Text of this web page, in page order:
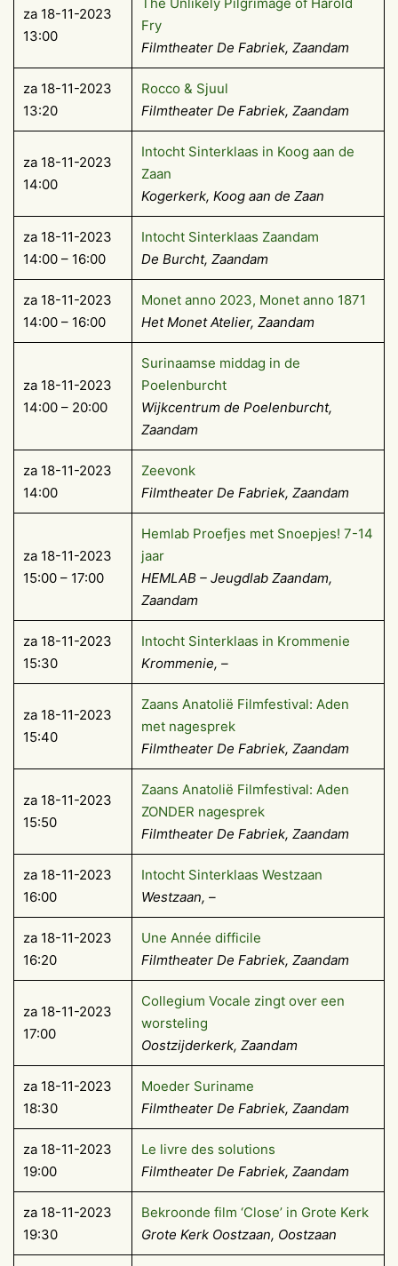
za 18-11-2023
13:00
Fry
Filmtheater De Fabriek, Zaandam
za 18-11-2023
13:20
Rocco & Sjuul
Filmtheater De Fabriek, Zaandam
za 18-11-2023
14:00
Intocht Sinterklaas in Koog aan de
Zaan
Kogerkerk, Koog aan de Zaan
za 18-11-2023
14:00 – 16:00
Intocht Sinterklaas Zaandam
De Burcht, Zaandam
za 18-11-2023
14:00 – 16:00
Monet anno 2023, Monet anno 1871
Het Monet Atelier, Zaandam
za 18-11-2023
14:00 – 20:00
Surinaamse middag in de
Poelenburcht
Wijkcentrum de Poelenburcht,
Zaandam
za 18-11-2023
14:00
Zeevonk
Filmtheater De Fabriek, Zaandam
za 18-11-2023
15:00 – 17:00
Hemlab Proefjes met Snoepjes! 7-14
jaar
HEMLAB – Jeugdlab Zaandam,
Zaandam
za 18-11-2023
15:30
Intocht Sinterklaas in Krommenie
Krommenie, –
za 18-11-2023
15:40
Zaans Anatolië Filmfestival: Aden
met nagesprek
Filmtheater De Fabriek, Zaandam
za 18-11-2023
15:50
Zaans Anatolië Filmfestival: Aden
ZONDER nagesprek
Filmtheater De Fabriek, Zaandam
za 18-11-2023
16:00
Intocht Sinterklaas Westzaan
Westzaan, –
za 18-11-2023
16:20
Une Année difficile
Filmtheater De Fabriek, Zaandam
za 18-11-2023
17:00
Collegium Vocale zingt over een
worsteling
Oostzijderkerk, Zaandam
za 18-11-2023
18:30
Moeder Suriname
Filmtheater De Fabriek, Zaandam
za 18-11-2023
19:00
Le livre des solutions
Filmtheater De Fabriek, Zaandam
za 18-11-2023
19:30
Bekroonde film ‘Close’ in Grote Kerk
Grote Kerk Oostzaan, Oostzaan